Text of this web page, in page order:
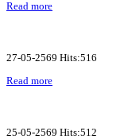
Read more
27-05-2569 Hits:516
Read more
25-05-2569 Hits:512